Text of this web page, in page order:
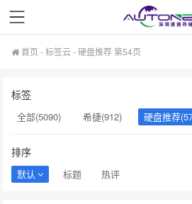
首页 -标签云- 硬盘推荐 第54页
标签
全部(5090) 希捷(912) 硬盘推荐
硬盘采购(474)
希捷硬盘(471)
排序
默认 标题 热评